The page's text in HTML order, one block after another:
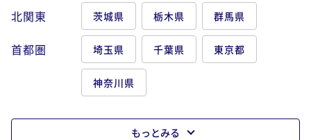
北関東 茨城県 栃木県 群馬県
首都圏 埼玉県 千葉県 東京都
神奈川県
もっとみる